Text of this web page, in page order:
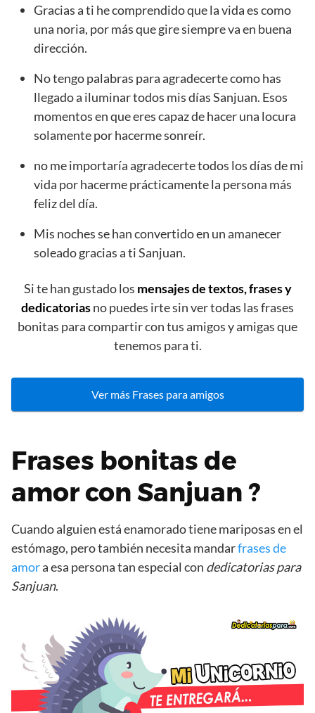
Gracias a ti he comprendido que la vida es como
una noria, por más que gire siempre va en buena
dirección.
No tengo palabras para agradecerte como has
llegado a iluminar todos mis días Sanjuan. Esos
momentos en que eres capaz de hacer una locura
solamente por hacerme sonreír.
no me importaría agradecerte todos los días de mi
vida por hacerme prácticamente la persona más
feliz del día.
Mis noches se han convertido en un amanecer
soleado gracias a ti Sanjuan.
Si te han gustado los mensajes de textos, frases y
dedicatoriasno puedes irte sin ver todas las frases
bonitas para compartir con tus amigos y amigas que
tenemos para ti.
Ver más Frases para amigos
Frases bonitas de
amor con Sanjuan ?
Cuando alguien está enamorado tiene mariposas en el
estómago, pero también necesita mandarfrases de
amora esa persona tan especial con dedicatorias para
Sanjuan.